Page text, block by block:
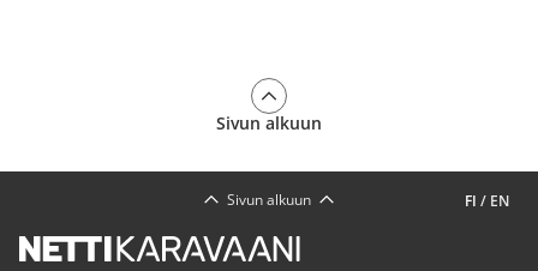
Sivun alkuun
FI / EN
Sivun alkuun